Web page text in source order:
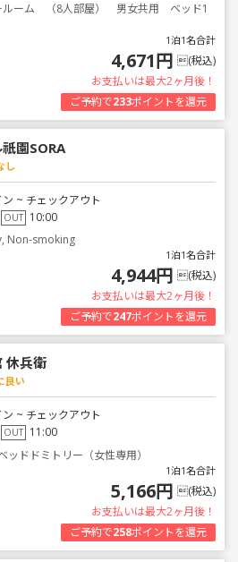
ルーム （8人部屋） 男女共用 ベッド1
1泊1名合計
4,671円 (税込)
お支払いは最大2ヶ月後！
ご予約で233ポイントを還元
園SORA
し
~ チェックアウト
OUT 10:00
Non-smoking
1泊1名合計
4,944円 (税込)
お支払いは最大2ヶ月後！
ご予約で247ポイントを還元
休兵衛
良い
~ チェックアウト
OUT 11:00
ッドドミトリー（女性専用）
1泊1名合計
5,166円 (税込)
お支払いは最大2ヶ月後！
ご予約で258ポイントを還元